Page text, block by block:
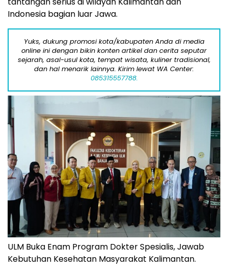
Indonesia bagian luar Jawa.
Yuks, dukung promosi kota/kabupaten Anda di media
online ini dengan bikin konten artikel dan cerita seputar
sejarah, asal-usul kota, tempat wisata, kuliner tradisional,
dan hal menarik lainnya. Kirim lewat WA Center:
085315557788.
ULM Buka Enam Program Dokter Spesialis, Jawab
Kebutuhan Kesehatan Masyarakat Kalimantan.